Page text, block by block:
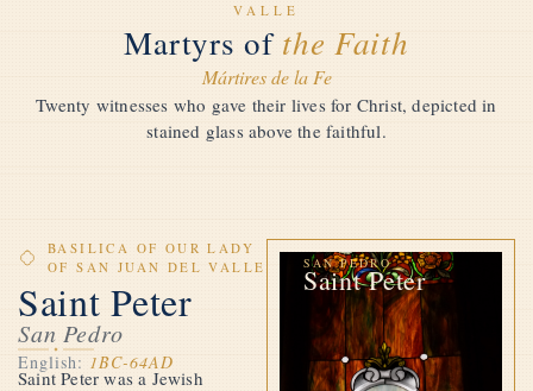
VALLE
Martyrs ofthe Faith
Mártires de la Fe
Twenty witnesses who gave their lives for Christ, depicted in
stained glass above the faithful.
BASILICA OF OUR LADY
OF SAN JUAN DEL VALLE
Saint Peter
San Pedro
English: 1BC-64AD
Saint Peter was a Jewish
SAN PEDRO
Saint Peter